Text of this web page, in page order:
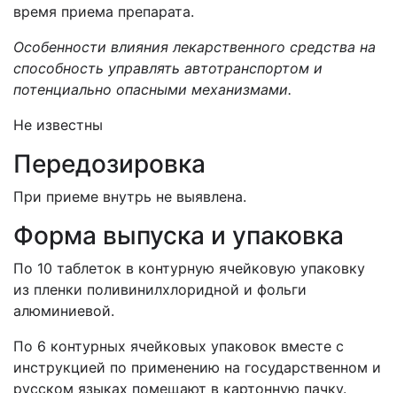
время приема препарата.
Особенности влияния лекарственного средства на
способность управлять автотранспортом и
потенциально опасными механизмами.
Не известны
Передозировка
При приеме внутрь не выявлена.
Форма выпуска и упаковка
По 10 таблеток в контурную ячейковую упаковку
из пленки поливинилхлоридной и фольги
алюминиевой.
По 6 контурных ячейковых упаковок вместе с
инструкцией по применению на государственном и
русском языках помещают в картонную пачку.